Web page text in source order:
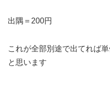
出隅＝200円
これが全部別途で出てれば
と思います